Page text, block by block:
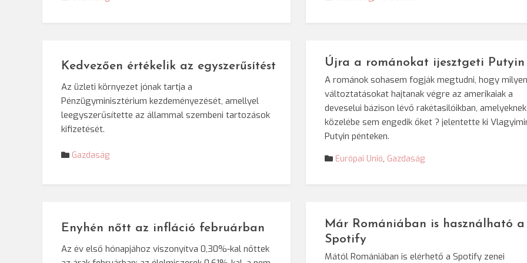
Kedvezően értékelik az egyszerűsítést
Az üzleti környezet jónak tartja a
Pénzügyminisztérium kezdeményezését, amellyel
leegyszerűsítette az állammal szembeni tartozások
kifizetését.
Gazdaság
Újra a románokat ijesztgeti Putyin
A románok sohasem fogják megtudni, hogy milyen
változtatásokat hajtanak végre az amerikaiak a
deveselui bázison lévő rakétasilóikban,
közelébe sem engedik őket ? jelentette ki
Putyin pénteken.
Európai Unió, Gazdaság
Enyhén nőtt az infláció februárban
Az év első hónapjához viszonyítva 0,30%-kal nőttek
Már Romániában is használható a
Spotify
Mától Romániában is elérhető a Spotify zenei